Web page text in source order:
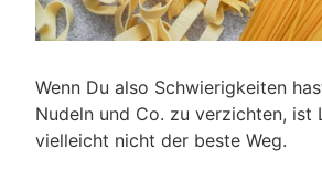
Wenn Du also Schwierigkeiten
Nudeln und Co. zu verzichten, ist
vielleicht nicht der beste Weg.